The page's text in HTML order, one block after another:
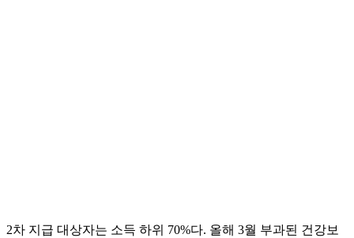
2차 지급 대상자는 소득 하위 70%다. 올해 3월 부과된 건강보